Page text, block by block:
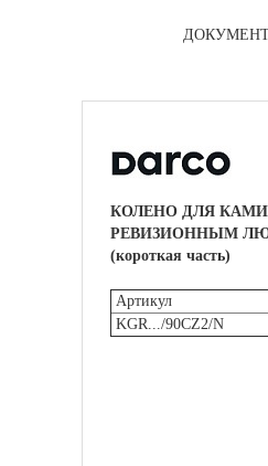
КОЛЕНО ДЛЯ
РЕВИЗИОННЫМ
(короткая часть)
Артикул
KGR.../90CZ2/N